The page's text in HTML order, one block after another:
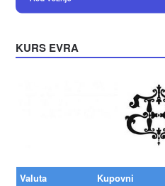
KURS EVRA
Valuta Kupovni